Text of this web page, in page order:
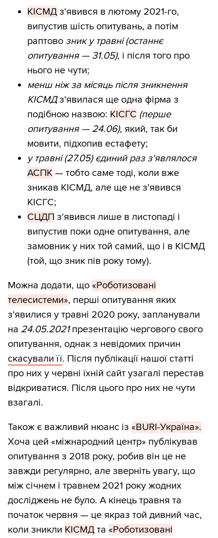
КІСМД з'явився в лютому 2021-го,
випустив шість опитувань, а потім
раптово зник у травні (останнє
опитування — 31.05), і після того про
нього не чути;
менш ніж за місяць після зникнення
КІСМДз'явилася ще одна фірма з
подібною назвою: КІСГС (перше
опитування — 24.06), який, так би
мовити, підхопив естафету;
у травні (27.05) єдиний раз з'являлося
АСПК — тобто саме тоді, коли вже
зникав КІСМД, але ще не з'явився
КІСГС;
СЦДП з'явився лише в листопаді і
випустив поки одне опитування, але
замовник у них той самий, що і в КІСМД
(той, що зник пів року тому).
Можна додати, що «Роботизовані
телесистеми», перші опитування яких
з'явилися у травні 2020 року, запланували
на 24.05.2021презентацію чергового свого
опитування, однак з невідомих причин
скасували її. Після публікації нашої статті
про них у червні їхній сайт узагалі перестав
відкриватися. Після цього про них не чути
взагалі.
Також є важливий нюанс із «BURI-Україна».
Хоча цей «міжнародний центр» публікував
опитування з 2018 року, робив він це не
завжди регулярно, але зверніть увагу, що
між січнем і травнем 2021 року жодних
досліджень не було. А кінець травня та
початок червня — це якраз той дивний час,
коли зникли КІСМД та «Роботизовані